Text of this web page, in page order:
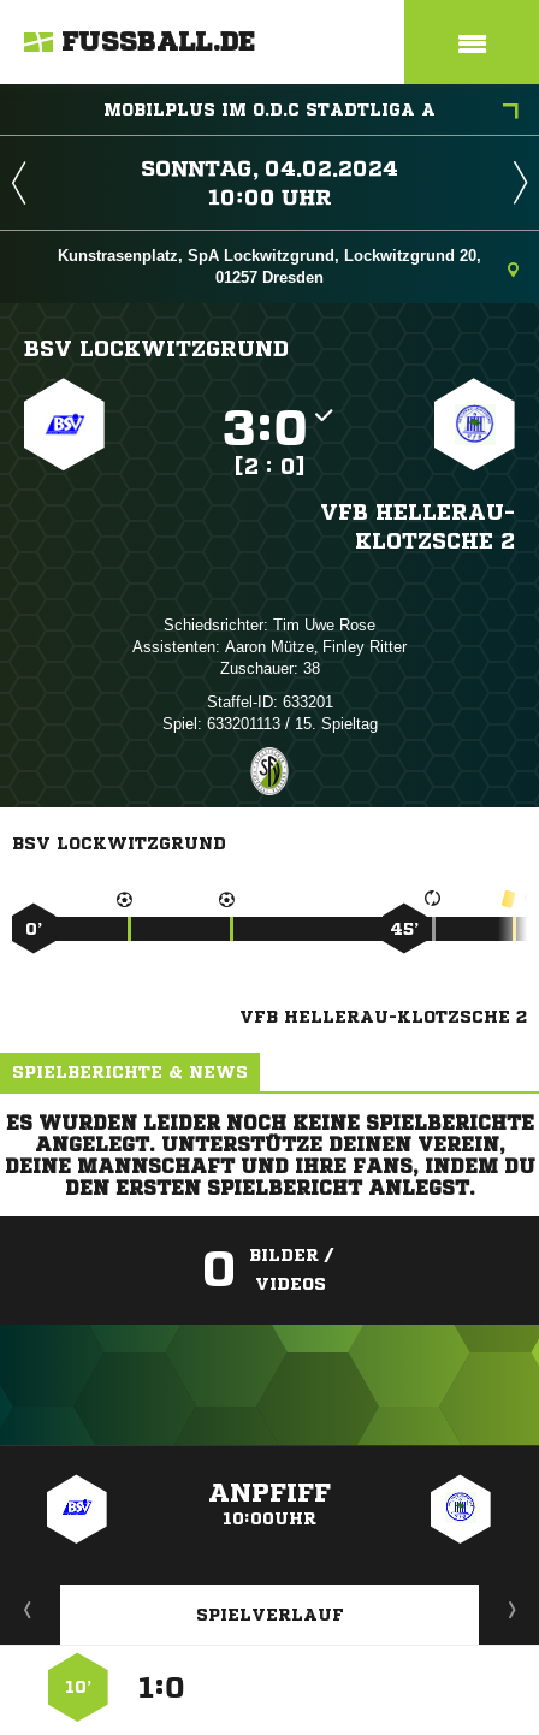
FUSSBALL.DE
MOBILPLUS IM O.D.C STADTLIGA A
 
 
Kunstrasenplatz, SpA Lockwitzgrund, Lockwitzgrund 20,
01257 Dresden
BSV LOCKWITZGRUND
:
[2 : 0]
VFB HELLERAU-
KLOTZSCHE 2
Schiedsrichter:   
Assistenten:  ,  
Zuschauer: 38
Staffel-ID: 633201
Spiel: 633201113 / 15. Spieltag
BSV LOCKWITZGRUND
0’ 45’
VFB HELLERAU-KLOTZSCHE 2
SPIELBERICHTE & NEWS
ES WURDEN LEIDER NOCH KEINE SPIELBERICHTE
ANGELEGT. UNTERSTÜTZE DEINEN VEREIN,
DEINE MANNSCHAFT UND IHRE FANS, INDEM DU
DEN ERSTEN SPIELBERICHT ANLEGST.
0
BILDER /
VIDEOS
ANPFIFF
10:00UHR
SPIELVERLAUF
:
10’